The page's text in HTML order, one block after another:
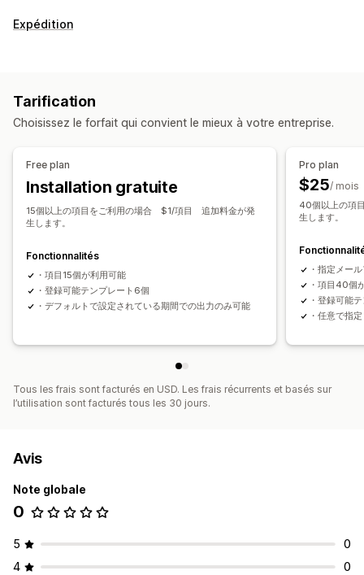
Expédition
Tarification
Choisissez le forfait qui convient le mieux à votre entreprise.
Free plan
Installation gratuite
15個以上の項目をご利用の場合 $1/項目 追加料金が発
生します。
Fonctionnalités
・項目15個が利用可能
・登録可能テンプレート6個
・デフォルトで設定されている期間での出力のみ可能
Pro plan
$25/ mois
40個以上の項
生します。
・指定メー
・項目40個
・登録可能
・任意で指
Tous les frais sont facturés en USD. Les frais récurrents et basés sur
l’utilisation sont facturés tous les 30 jours.
Avis
Note globale
0
5
0
4
0